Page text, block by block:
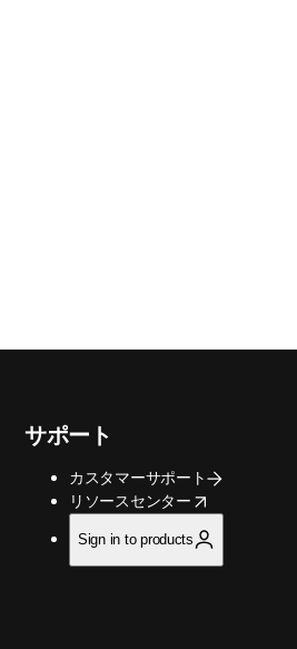
サポート
カスタマーサポート
リソースセンター
opens in new tab/window
Sign in to products